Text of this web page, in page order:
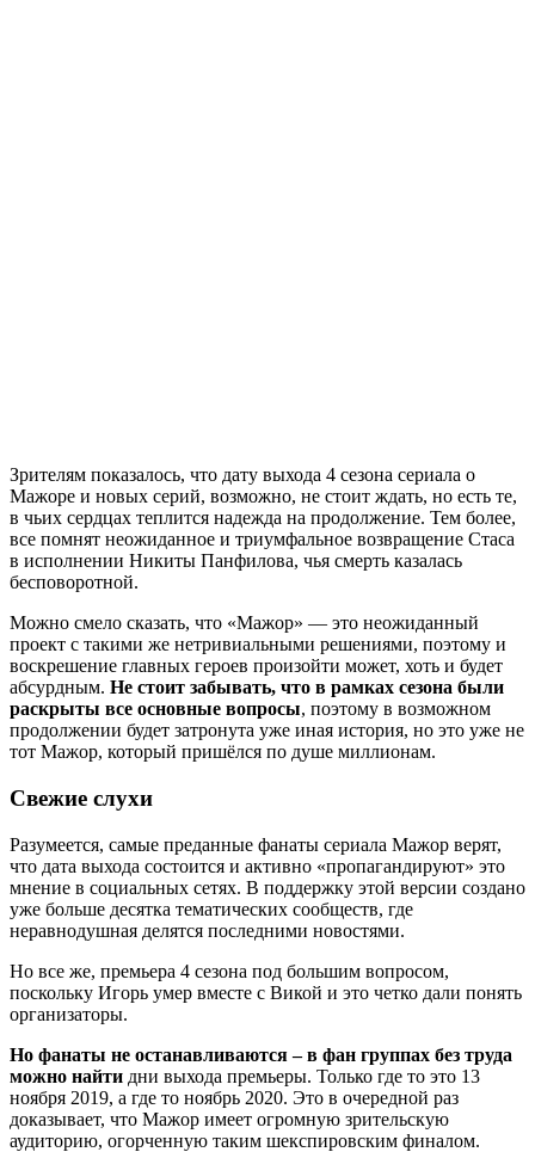
Зрителям показалось, что дату выхода 4 сезона сериала о
Мажоре и новых серий, возможно, не стоит ждать, но есть те,
в чьих сердцах теплится надежда на продолжение. Тем более,
все помнят неожиданное и триумфальное возвращение Стаса
в исполнении Никиты Панфилова, чья смерть казалась
бесповоротной.
Можно смело сказать, что «Мажор» — это неожиданный
проект с такими же нетривиальными решениями, поэтому и
воскрешение главных героев произойти может, хоть и будет
абсурдным. Не стоит забывать, что в рамках сезона были
раскрыты все основные вопросы, поэтому в возможном
продолжении будет затронута уже иная история, но это уже не
тот Мажор, который пришёлся по душе миллионам.
Свежие слухи
Разумеется, самые преданные фанаты сериала Мажор верят,
что дата выхода состоится и активно «пропагандируют» это
мнение в социальных сетях. В поддержку этой версии создано
уже больше десятка тематических сообществ, где
неравнодушная делятся последними новостями.
Но все же, премьера 4 сезона под большим вопросом,
поскольку Игорь умер вместе с Викой и это четко дали понять
организаторы.
Но фанаты не останавливаются – в фан группах без труда
можно найти дни выхода премьеры. Только где то это 13
ноября 2019, а где то ноябрь 2020. Это в очередной раз
доказывает, что Мажор имеет огромную зрительскую
аудиторию, огорченную таким шекспировским финалом.